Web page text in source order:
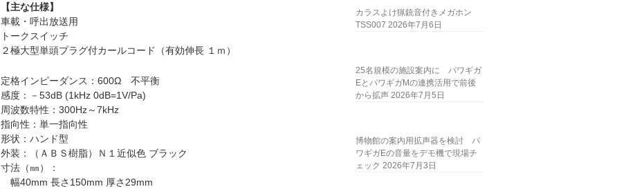
【主な仕様】
車載・呼出放送用
トークスイッチ
２極大型単頭プラグ付カールコード（有効伸長 １ｍ）
定格インピーダンス：600Ω 不平衡
感度：－53dB (1kHz 0dB=1V/Pa)
周波数特性：300Hz～7kHz
指向性：単一指向性
形状：ハンド型
外装：（ＡＢＳ樹脂）Ｎ１近似色 ブラック
寸法（㎜）：
幅40mm 長さ150mm 厚さ29mm
カラスよけ猟銃音付きメガホン
TSS007 2026年7月6日
25名規模の施設案内に パワギガ
EとパワギガMの連携活用で前後
から拡声 2026年7月5日
博物館の案内用拡声器を検討 パ
ワギガEの音量をデモ機で現場チ
ェック 2026年7月3日